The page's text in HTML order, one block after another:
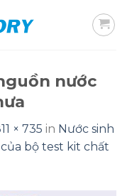
nước
× 735 in Nước sinh
bộ test kit chất